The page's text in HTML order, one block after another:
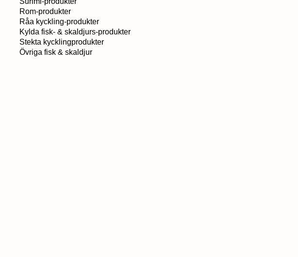
Rom-produkter
Råa kyckling-produkter
Kylda fisk- & skaldjurs-produkter
Stekta kycklingprodukter
Övriga fisk & skaldjur